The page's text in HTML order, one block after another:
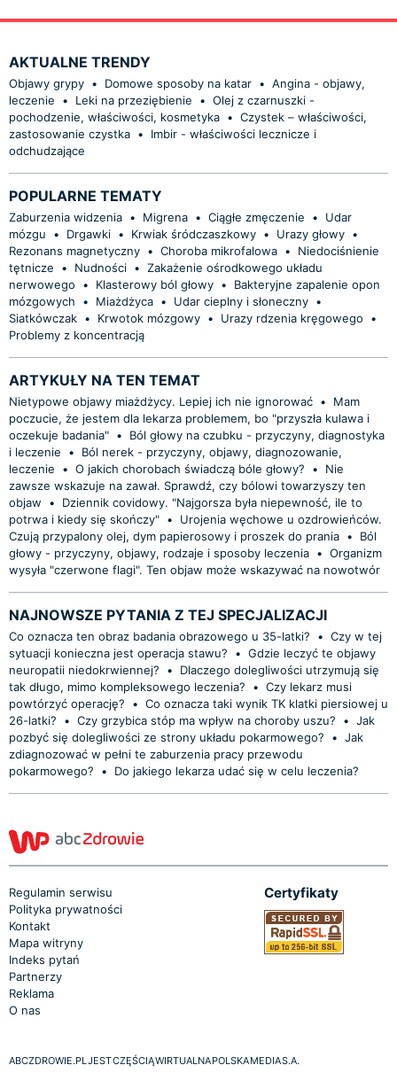
AKTUALNE TRENDY
Objawy grypy • Domowe sposoby na katar • Angina - objawy,
leczenie
• Leki na przeziębienie • Olej z czarnuszki -
pochodzenie, właściwości, kosmetyka • Czystek – właściwości,
zastosowanie czystka •
Imbir - właściwości lecznicze i
odchudzające
POPULARNE TEMATY
Zaburzenia widzenia • Migrena • Ciągłe zmęczenie •
Udar
mózgu
• Drgawki • Krwiak śródczaszkowy • Urazy głowy •
Rezonans magnetyczny • Choroba mikrofalowa •
Niedociśnienie
tętnicze
• Nudności • Zakażenie ośrodkowego układu
nerwowego
• Klasterowy ból głowy •
Bakteryjne zapalenie opon
mózgowych
• Miażdżyca • Udar cieplny i słoneczny •
Siatkówczak • Krwotok mózgowy • Urazy rdzenia kręgowego
•
Problemy z koncentracją
ARTYKUŁY NA TEN TEMAT
Nietypowe objawy miażdżycy. Lepiej ich nie ignorować •
Mam
poczucie, że jestem dla lekarza problemem, bo "przyszła kulawa i
oczekuje badania" •
Ból głowy na czubku - przyczyny, diagnostyka
i leczenie
•
Ból nerek - przyczyny, objawy, diagnozowanie,
leczenie
• O jakich chorobach świadczą bóle głowy? •
Nie
zawsze wskazuje na zawał. Sprawdź, czy bólowi towarzyszy ten
objaw
•
Dziennik covidowy. "Najgorsza była niepewność, ile to
potrwa i kiedy się skończy" •
Urojenia węchowe u ozdrowieńców.
Czują przypalony olej, dym papierosowy i proszek do prania •
Ból
głowy - przyczyny, objawy, rodzaje i sposoby leczenia • Organizm
wysyła "czerwone flagi". Ten objaw może wskazywać na nowotwór
NAJNOWSZE PYTANIA Z TEJ SPECJALIZACJI
Co oznacza ten obraz badania obrazowego u 35-latki? • Czy w tej
sytuacji konieczna jest operacja stawu?
• Gdzie leczyć te objawy
neuropatii niedokrwiennej?
•
Dlaczego dolegliwości utrzymują się
tak długo, mimo kompleksowego leczenia?
• Czy lekarz musi
powtórzyć operację?
• Co oznacza taki wynik TK klatki piersiowej u
26-latki?
• Czy grzybica stóp ma wpływ na choroby uszu? • Jak
pozbyć się dolegliwości ze strony układu pokarmowego?
• Jak
zdiagnozować w pełni te zaburzenia pracy przewodu
pokarmowego?
• Do jakiego lekarza udać się w celu leczenia?
Regulamin serwisu
Polityka prywatności
Kontakt
Mapa witryny
Indeks pytań
Partnerzy
Reklama
O nas
Certyfikaty
ABCZDROWIE.PL JEST CZĘŚCIĄ WIRTUALNA POLSKA MEDIA S.A.